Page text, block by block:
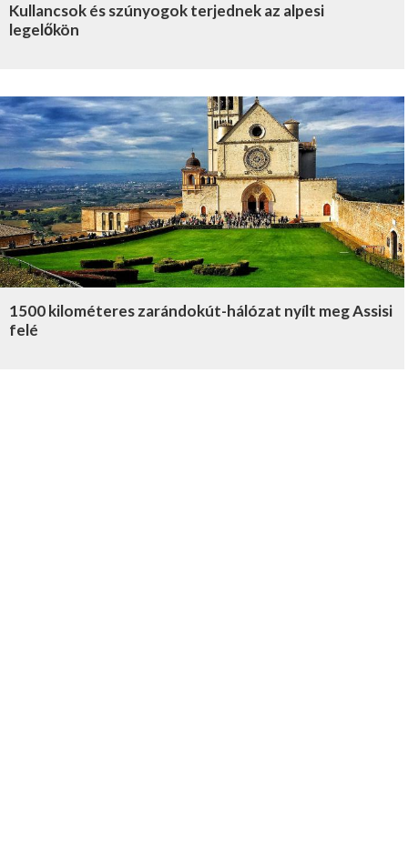
Kullancsok és szúnyogok terjednek az alpesi
legelőkön
1500 kilométeres zarándokút-hálózat nyílt meg Assisi
felé